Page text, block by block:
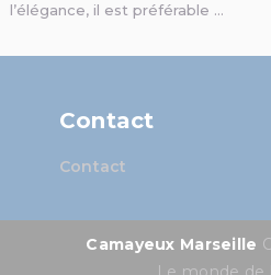
l’élégance, il est préférable …
Contact
Contact
Camayeux Marseille